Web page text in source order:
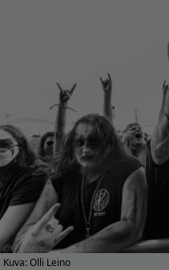
Kuva: Olli Leino